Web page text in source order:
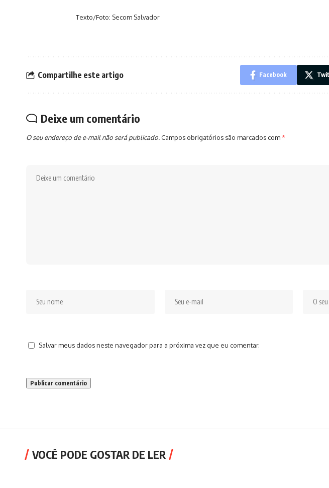
Texto/Foto: Secom Salvador
Compartilhe este artigo Facebook
Deixe um comentário
O seu endereço de e-mail não será publicado. Campos obrigatórios são marcados com*
Salvar meus dados neste navegador para a próxima vez que eu comentar.
VOCÊ PODE GOSTAR DE LER